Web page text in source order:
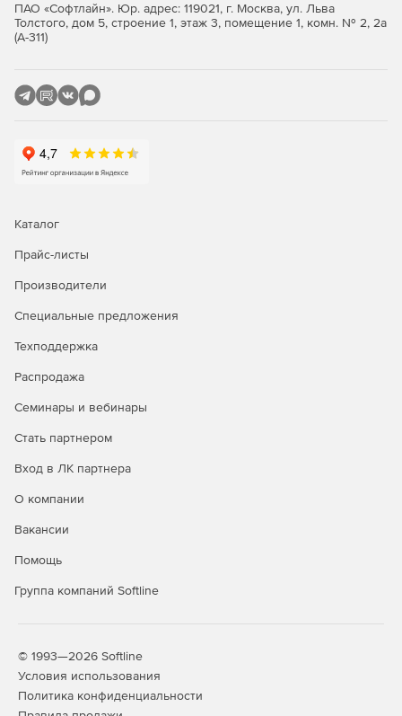
ПАО «Софтлайн». Юр. адрес: 119021, г. Москва, ул. Льва
Толстого, дом 5, строение 1, этаж 3, помещение 1, комн. № 2, 2а
(А-311)
Каталог
Прайс-листы
Производители
Специальные предложения
Техподдержка
Распродажа
Семинары и вебинары
Стать партнером
Вход в ЛК партнера
О компании
Вакансии
Помощь
Группа компаний Softline
© 1993—2026 Softline
Условия использования
Политика конфиденциальности